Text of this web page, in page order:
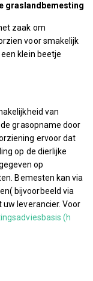
graslandbemesting
zaak om
voor smakelijk
klein beetje
van
grasopname door
ervoor dat
op de dierlijke
op
Bemesten kan via
bijvoorbeeld via
leverancier. Voor
(h